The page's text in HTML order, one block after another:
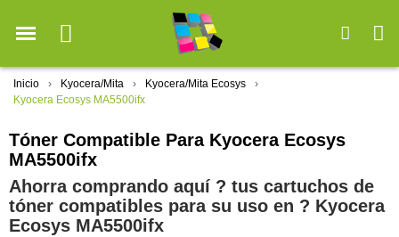
Inicio Kyocera/Mita
Kyocera/Mita Ecosys
Kyocera Ecosys MA5500ifx
Tóner Compatible Para Kyocera Ecosys
MA5500ifx
Ahorra comprando aquí ? tus cartuchos de
tóner compatibles para su uso en ?️ Kyocera
Ecosys MA5500ifx